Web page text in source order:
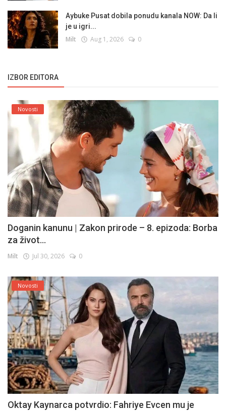
Aybuke Pusat dobila ponudu kanala NOW: Da li
je u igri...
Milt Aug 1, 2026 0
IZBOR EDITORA
Novosti
Doganin kanunu | Zakon prirode – 8. epizoda: Borba
za život...
Milt Jul 30, 2026 0
Novosti
Oktay Kaynarca potvrdio: Fahriye Evcen mu je